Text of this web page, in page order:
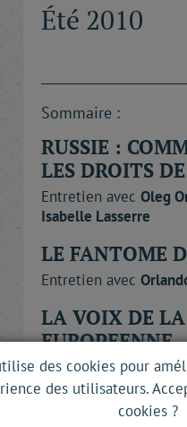
Été 2010
Sommaire :
RUSSIE :
LES DROITS
Entretien avec Oleg
Isabelle Lasserre
LE FANTOME
Entretien avec
LA VOIX DE
EUROPEENNE
Entretien avec
Rosenzweig
des cookies pour
des utilisateurs.
cookies ?